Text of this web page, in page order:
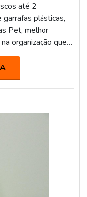
até 2
garrafas plásticas,
Pet, melhor
organização que
um
de adquirir